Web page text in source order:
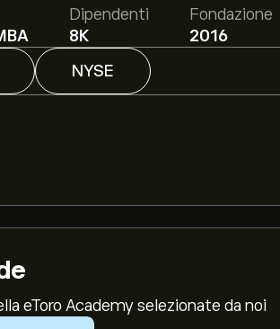
Dipendenti
8K
Fondazione
2016
NYSE
eToro Academy selezionate da noi